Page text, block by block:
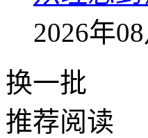
2026年
换一批
推荐阅读